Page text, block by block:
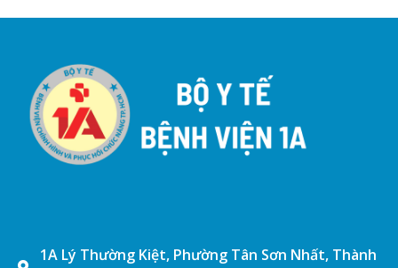
1A Lý Thường Kiệt, Phường Tân Sơn Nhất, Thành